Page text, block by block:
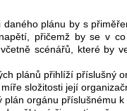
plánu by s
přičemž by se v
scénářů, které by
plánů přihlíží příslušný
složitosti její
plán orgánu příslušnému